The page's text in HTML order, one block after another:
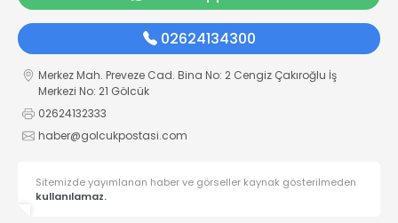
02624134300
Merkez Mah. Preveze Cad. Bina No: 2 Cengiz Çakıroğlu İş
Merkezi No: 21 Gölcük
02624132333
haber@golcukpostasi.com
Sitemizde yayımlanan haber ve görseller kaynak gösterilmeden
kullanılamaz.